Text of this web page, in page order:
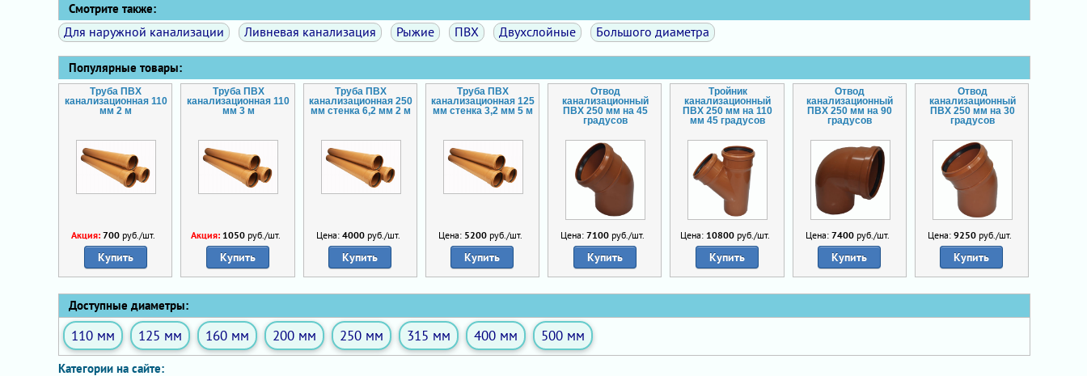
Смотрите также:
Для наружной канализации Ливневая канализация Рыжие ПВХ Двухслойные Большого диаметра
Популярные товары:
Труба ПВХ
канализационная 110
мм 2 м
Акция:700 руб./шт.
Купить
Труба ПВХ
канализационная 110
мм 3 м
Акция: 1050руб./шт.
Купить
Труба ПВХ
канализационная 250
мм стенка 6,2 мм 2 м
Цена: 4000руб./шт.
Купить
Труба ПВХ
канализационная 125
мм стенка 3,2 мм 5 м
Цена: 5200руб./шт.
Купить
Отвод
канализационный
ПВХ 250 мм на 45
градусов
Цена:7100 руб./шт.
Купить
Тройник
канализационный
ПВХ 250 мм на 110
мм 45 градусов
Цена: 10800руб./шт.
Купить
Отвод
канализационный
ПВХ 250 мм на 90
градусов
Цена: 7400руб./шт.
Купить
Отвод
канализационный
ПВХ 250 мм на 30
градусов
Цена: 9250руб./шт.
Купить
Доступные диаметры:
110 мм 125 мм 160 мм 200 мм 250 мм 315 мм 400 мм 500 мм
Категории на сайте: